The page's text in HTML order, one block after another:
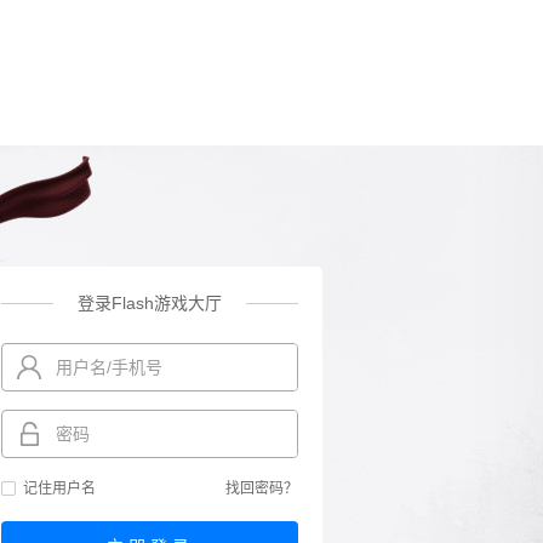
登录Flash游戏大厅
找回密码？
记住用户名